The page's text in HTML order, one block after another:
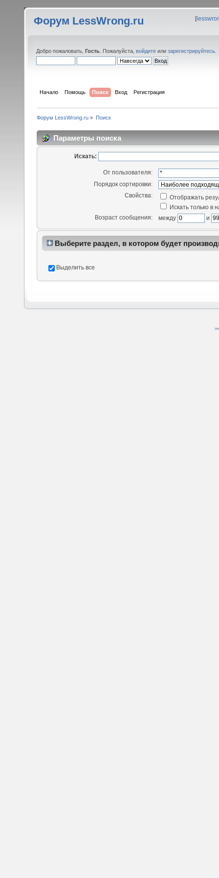
Форум LessWrong.ru [
Добро пожаловать, Гость . Пожалуйста, войдите или зарегистрируйтесь
Начало Помощь Поиск Вход Регистрация
Форум LessWrong.ru » Поиск
Параметры поиска
Искать:
От пользователя:
Порядок сортировки:
Свойства:
Отображать
Искать только в
Возраст сообщения:
между и
Выберите раздел, в котором будет
Выделить все